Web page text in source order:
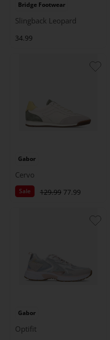
Bridge Footwear
Slingback Leopard
34.99
Gabor
Cervo
Sale 129.99 77.99
Gabor
Optifit